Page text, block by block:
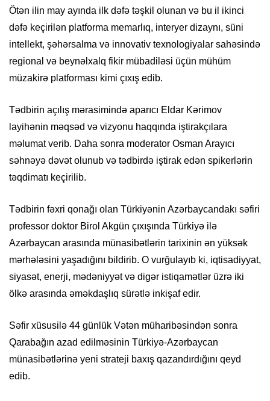
Ötən ilin may ayında ilk dəfə təşkil olunan və bu il ikinci
dəfə keçirilən platforma memarlıq, interyer dizaynı, süni
intellekt, şəhərsalma və innovativ texnologiyalar sahəsində
regional və beynəlxalq fikir mübadiləsi üçün mühüm
müzakirə platforması kimi çıxış edib.
Tədbirin açılış mərasimində aparıcı Eldar Kərimov
layihənin məqsəd və vizyonu haqqında iştirakçılara
məlumat verib. Daha sonra moderator Osman Arayıcı
səhnəyə dəvət olunub və tədbirdə iştirak edən spikerlərin
təqdimatı keçirilib.
Tədbirin fəxri qonağı olan Türkiyənin Azərbaycandakı səfiri
professor doktor Birol Akgün çıxışında Türkiyə ilə
Azərbaycan arasında münasibətlərin tarixinin ən yüksək
mərhələsini yaşadığını bildirib. O vurğulayıb ki, iqtisadiyyat,
siyasət, enerji, mədəniyyət və digər istiqamətlər üzrə iki
ölkə arasında əməkdaşlıq sürətlə inkişaf edir.
Səfir xüsusilə 44 günlük Vətən müharibəsindən sonra
Qarabağın azad edilməsinin Türkiyə-Azərbaycan
münasibətlərinə yeni strateji baxış qazandırdığını qeyd
edib.